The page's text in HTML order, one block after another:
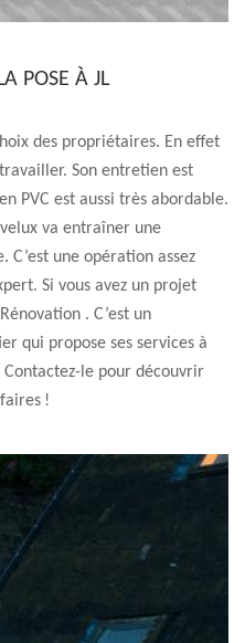
POSE À JL
des propriétaires. En effet
Son entretien est
PVC est aussi très abordable.
va entraîner une
une opération assez
Si vous avez un projet
. C’est un
qui propose ses services à
le pour découvrir
!